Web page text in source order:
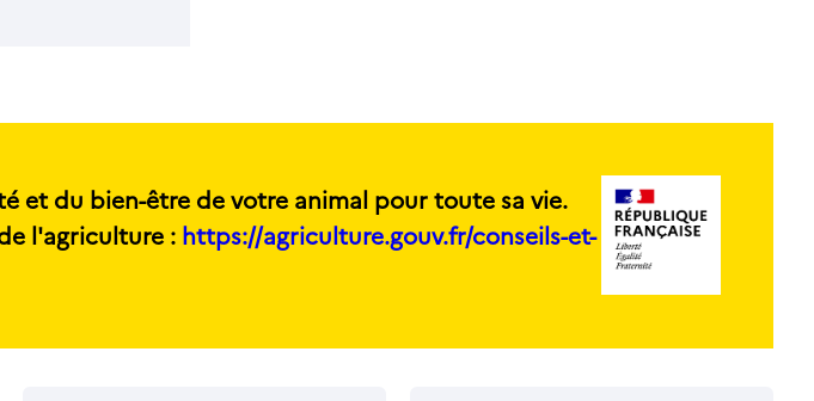
et du bien-être de votre animal pour toute sa vie.
l'agriculture : https://agriculture.gouv.fr/conseils-et-